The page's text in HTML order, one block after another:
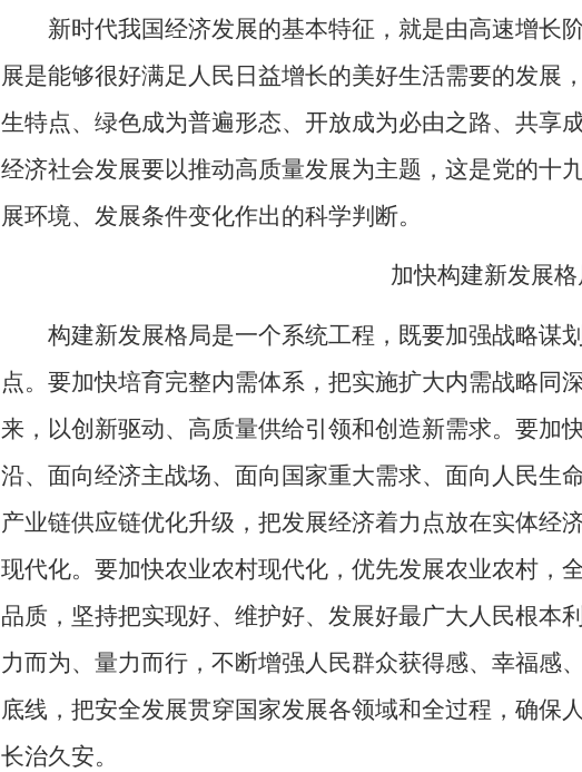
新时代我国经济发展的基本特征，就是由高速增长
展是能够很好满足人民日益增长的美好生活需要的发展
生特点、绿色成为普遍形态、开放成为必由之路、共享
经济社会发展要以推动高质量发展为主题，这是党的十
展环境、发展条件变化作出的科学判断。
加快构建新发展格
构建新发展格局是一个系统工程，既要加强战略谋
点。要加快培育完整内需体系，把实施扩大内需战略同
来，以创新驱动、高质量供给引领和创造新需求。要加
沿、面向经济主战场、面向国家重大需求、面向人民生
产业链供应链优化升级，把发展经济着力点放在实体经
现代化。要加快农业农村现代化，优先发展农业农村，
品质，坚持把实现好、维护好、发展好最广大人民根本
力而为、量力而行，不断增强人民群众获得感、幸福感
底线，把安全发展贯穿国家发展各领域和全过程，确保
长治久安。